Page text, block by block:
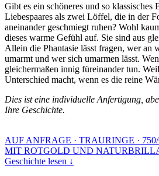
Gibt es ein schöneres und so klassisches
Liebespaares als zwei Löffel, die in der
aneinander geschmiegt ruhen? Wohl
dieses warme Gefühl auf. Sie sind aus
Allein die Phantasie lässt fragen, wer an
umarmt und wer sich umarmen lässt.
gleichermaßen innig füreinander tun.
Unterschied macht, wenn es die reine
Dies ist eine individuelle Anfertigung,
Ihre Geschichte.
AUF ANFRAGE · TRAURINGE ·
MIT ROTGOLD UND
Geschichte lesen ↓